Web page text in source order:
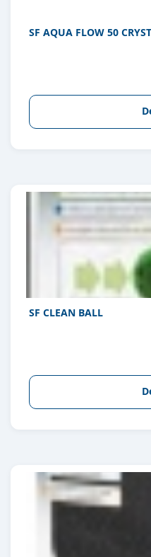
SF AQUA FLOW 50
SF CLEAN BALL